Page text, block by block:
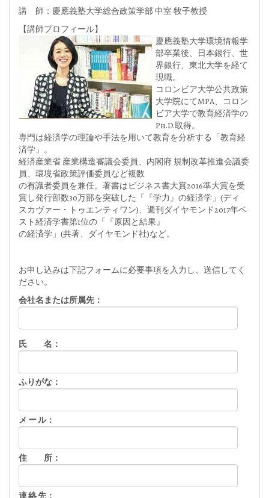
講 師：慶應義塾大学総合政策学部 中室 牧子教授
【講師プロフィール】
慶應義塾大学環境情報学
部卒業後、日本銀行、世
界銀行、東北大学を経て
現職。
コロンビア大学公共政策
大学院にてMPA、コロン
ビア大学で教育経済学の
Ph.D.取得。
専門は経済学の理論や手法を用いて教育を分析する「教育経
済学」。
経済産業省 産業構造審議会委員、内閣府 規制改革推進会議委
員、環境省政策評価委員など複数
の有識者委員を兼任。著書はビジネス書大賞2016準大賞を受
賞し発行部数30万部を突破した「『学力』の経済学」(ディ
スカヴァー・トゥエンティワン)、週刊ダイヤモンド2017年ベ
スト経済学書第1位の「『原因と結果』
の経済学」(共著、ダイヤモンド社)など。
お申し込みは下記フォームに必要事項を入力し、送信してく
ださい。
会社名または所属先：
氏 名：
ふりがな：
メ ー ル：
住 所：